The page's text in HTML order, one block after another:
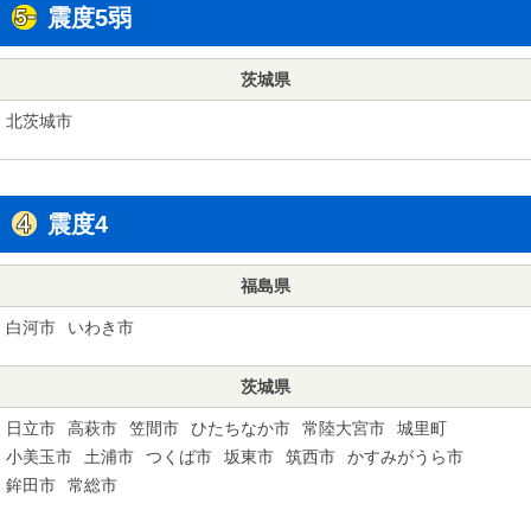
震度5弱
茨城県
北茨城市
震度4
福島県
白河市 いわき市
茨城県
日立市 高萩市 笠間市 ひたちなか市 常陸大宮市
城里町
小美玉市
土浦市 つくば市 坂東市 筑西市
かすみがうら市
鉾田市
常総市